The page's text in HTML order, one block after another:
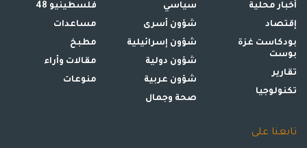
أخبار محلية
إقتصاد
بودكاست غزة
بوست
تقارير
تكنولوجيا
سياسي
شؤون أسرى
شؤون إسرائيلية
شؤون دولية
شؤون عربية
صحة وجمال
فلسطينيو 48
مساعدات
مطبخ
مقالات وأراء
منوعات
تابعنا على